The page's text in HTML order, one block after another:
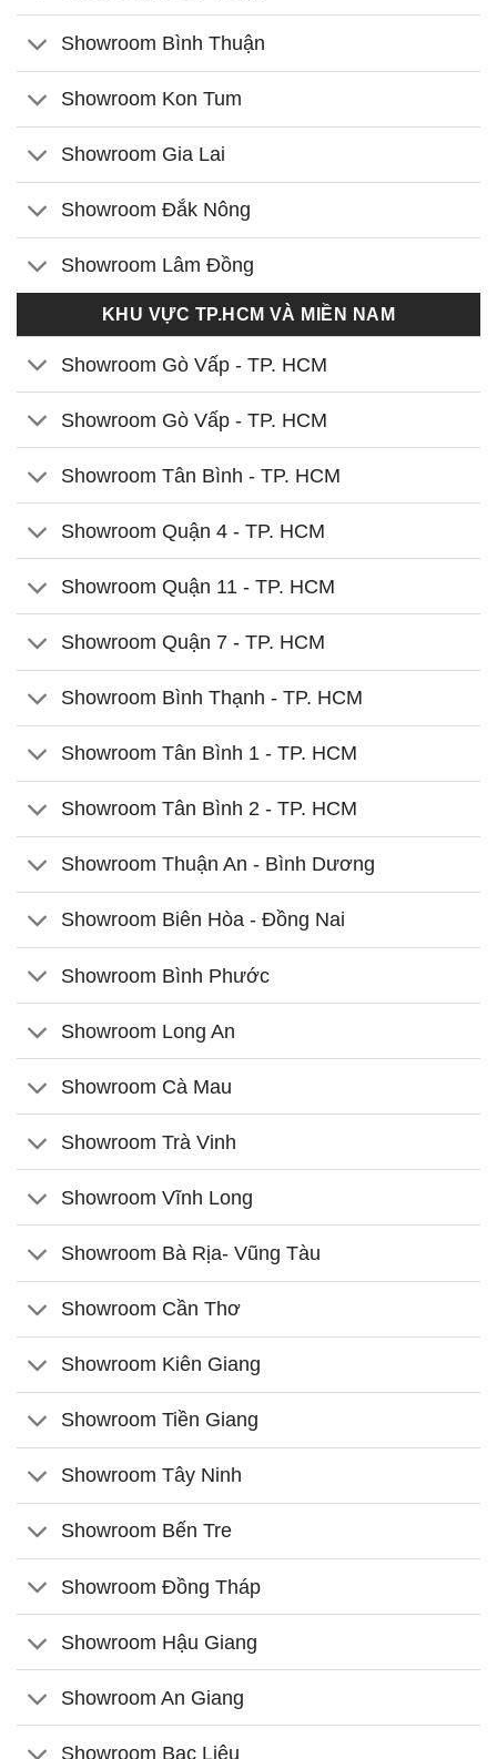
Showroom Bình Thuận
Showroom Kon Tum
Showroom Gia Lai
Showroom Đắk Nông
Showroom Lâm Đồng
KHU VỰC TP.HCM VÀ MIỀN NAM
Showroom Gò Vấp - TP. HCM
Showroom Gò Vấp - TP. HCM
Showroom Tân Bình - TP. HCM
Showroom Quận 4 - TP. HCM
Showroom Quận 11 - TP. HCM
Showroom Quận 7 - TP. HCM
Showroom Bình Thạnh - TP. HCM
Showroom Tân Bình 1 - TP. HCM
Showroom Tân Bình 2 - TP. HCM
Showroom Thuận An - Bình Dương
Showroom Biên Hòa - Đồng Nai
Showroom Bình Phước
Showroom Long An
Showroom Cà Mau
Showroom Trà Vinh
Showroom Vĩnh Long
Showroom Bà Rịa- Vũng Tàu
Showroom Cần Thơ
Showroom Kiên Giang
Showroom Tiền Giang
Showroom Tây Ninh
Showroom Bến Tre
Showroom Đồng Tháp
Showroom Hậu Giang
Showroom An Giang
Showroom Bạc Liêu